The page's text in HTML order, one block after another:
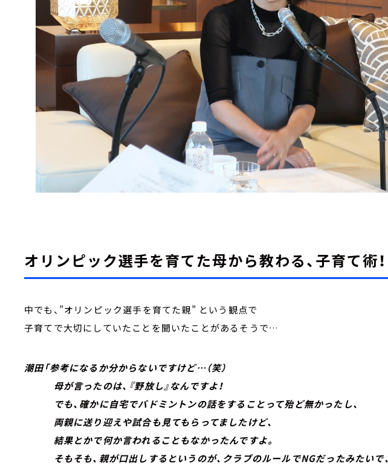
オリンピック選手を育てた母から教わる、子育て術！
中でも、”オリンピック選手を育てた親” という観点で
子育てで大切にしていたことを聞いたことがあるそうで…
潮田「参考になるか分からないですけど…（笑）
母が言ったのは、『野放し』なんですよ！
でも、確かに自宅でバドミントンの話をすることって殆ど無かったし、
両親に送り迎えや試合も見てもらってましたけど、
結果とかで何か言われることもなかったんですよ。
そもそも、親が口出しするというのが、クラブのルールでNGだったみたいで、